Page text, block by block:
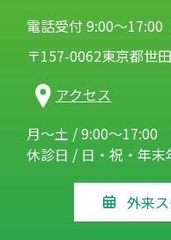
電話受付 9:00～17:00
〒157-0062東京都世
アクセス
月～土 / 9:00～17:00
休診日 / 日・祝・年末
外来